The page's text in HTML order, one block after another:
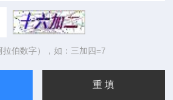
伯数字），如：三加四=7